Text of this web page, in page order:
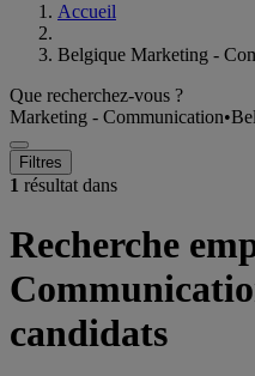
Accueil
Belgique Marketing -
Que recherchez-vous ?
Marketing - Communication•
Filtres
1 résultat dans
Recherche
candidats